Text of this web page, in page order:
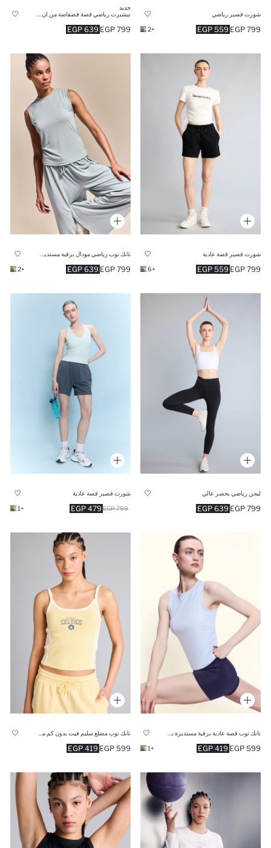
شورت قصير رياضي
559 EGP 799 EGP
+2
جديد
639 EGP 799 EGP
شورت قصير قصة عادية
559 EGP 799 EGP
+6
639 EGP 799 EGP
+2
ليجن رياضي بخصر عالي
639 EGP 799 EGP
شورت قصير قصة عادية
479 EGP 799 EGP
+1
419 EGP 599 EGP
+1
419 EGP 599 EGP